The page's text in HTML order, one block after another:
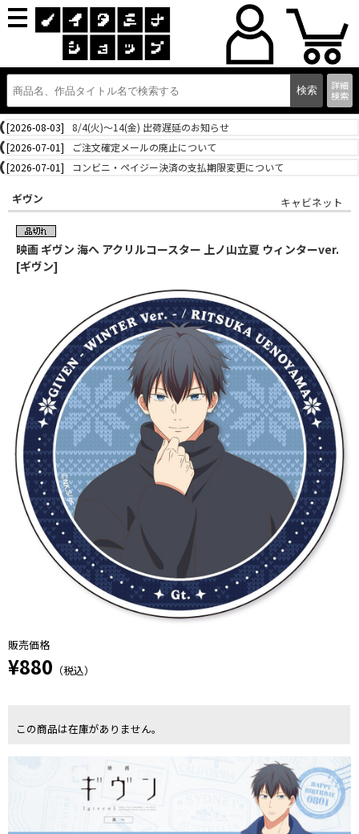
詳細
検索
[2026-08-03]
8/4(火)～14(金) 出荷遅延のお知らせ
[2026-07-01]
ご注文確定メールの廃止について
[2026-07-01]
コンビニ・ペイジー決済の支払期限変更について
ギヴン キャビネット
映画 ギヴン 海へ アクリルコースター 上ノ山立夏 ウィンターver.
[ギヴン]
販売価格
¥880 （税込）
この商品は在庫がありません。